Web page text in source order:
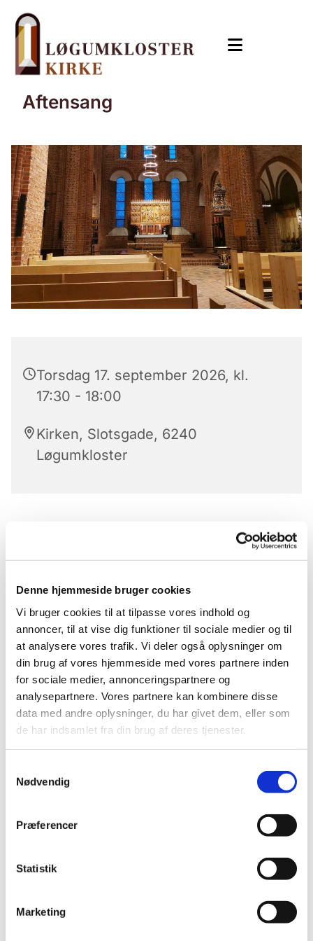
Denne hjemmeside bruger cookies
Vi bruger cookies til at tilpasse vores indhold og
annoncer, til at vise dig funktioner til sociale medier og til
at analysere vores trafik. Vi deler også oplysninger om
din brug af vores hjemmeside med vores partnere inden
for sociale medier, annonceringspartnere og
analysepartnere. Vores partnere kan kombinere disse
data med andre oplysninger, du har givet dem, eller som
de har indsamlet fra din brug af deres tjenester.
Nødvendig
Præferencer
Statistik
Marketing
Aftensang
Torsdag 17. september 2026, kl.
17:30 - 18:00
Kirken, Slotsgade, 6240
Løgumkloster
Klokkeringning
præludium
Salme
læsning
Bøn
Salme
Apostolsk velsignelse
Postludium